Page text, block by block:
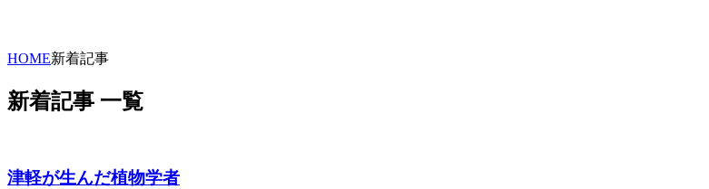
HOME新着記事
新着記事 一覧
津軽が生んだ植物学者